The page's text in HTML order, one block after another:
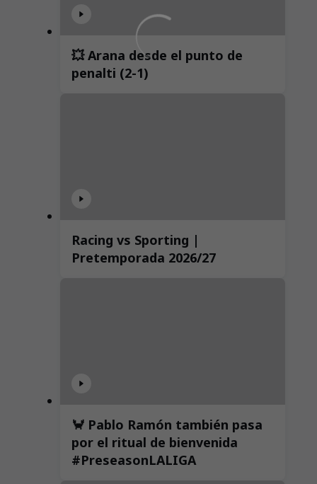
💥 Arana desde el punto de
penalti (2-1)
Racing vs Sporting |
Pretemporada 2026/27
🦀 Pablo Ramón también pasa
por el ritual de bienvenida
#PreseasonLALIGA